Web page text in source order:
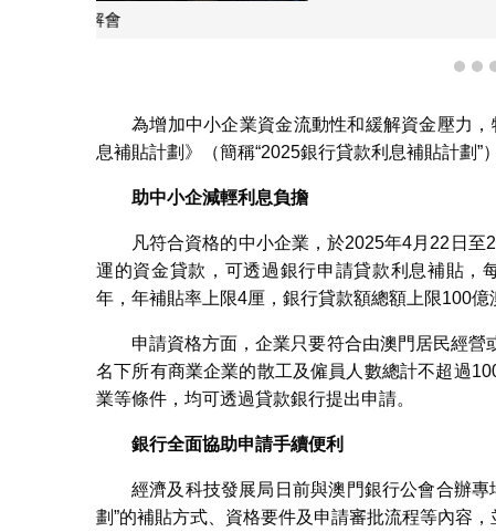
《2025年中小企
1 2
為增加中小企業資金流動性和緩解資金壓力
息補貼計劃》（簡稱“2025銀行貸款利息補貼計劃”）
助中小企減輕利息負擔
凡符合資格的中小企業，於2025年4月22日
運的資金貸款，可透過銀行申請貸款利息補貼，
年，年補貼率上限4厘，銀行貸款額總額上限100億
申請資格方面，企業只要符合由澳門居民經
名下所有商業企業的散工及僱員人數總計不超過
業等條件，均可透過貸款銀行提出申請。
銀行全面協助申請手續便利
經濟及科技發展局日前與澳門銀行公會合辦
劃”的補貼方式、資格要件及申請審批流程等內容